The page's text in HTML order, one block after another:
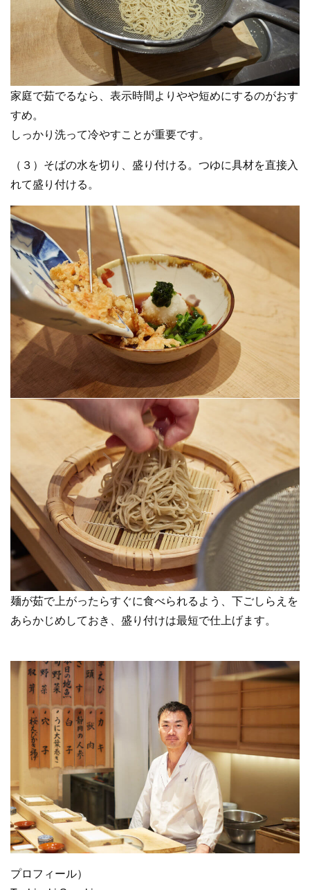
家庭で茹でるなら、表示時間よりやや短めにするのがおす
すめ。
しっかり洗って冷やすことが重要です。
（３）そばの水を切り、盛り付ける。つゆに具材を直接入
れて盛り付ける。
麺が茹で上がったらすぐに食べられるよう、下ごしらえを
あらかじめしておき、盛り付けは最短で仕上げます。
プロフィール）